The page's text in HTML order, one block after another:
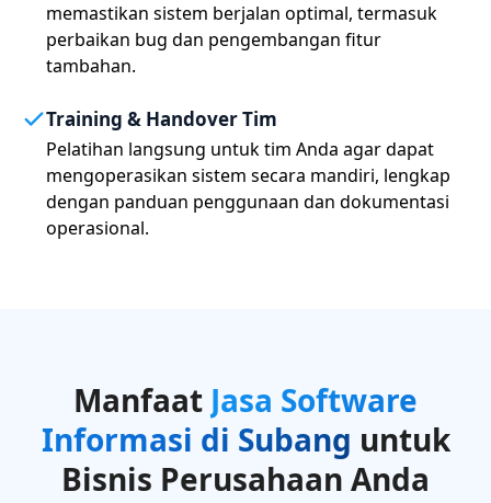
memastikan sistem berjalan optimal, termasuk
perbaikan bug dan pengembangan fitur
tambahan.
Training & Handover Tim
Pelatihan langsung untuk tim Anda agar dapat
mengoperasikan sistem secara mandiri, lengkap
dengan panduan penggunaan dan dokumentasi
operasional.
Manfaat Jasa Software
Informasi di Subang untuk
Bisnis Perusahaan Anda